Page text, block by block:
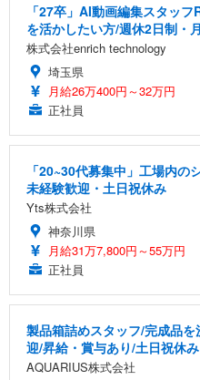
「27卒」AI動画編集スタッ
を活かしたい方/週休2日制・
株式会社enrich technology
埼玉県
月給26万400円～32万円
正社員
「20~30代募集中」工場内の
未経験歓迎・土日祝休み
Yts株式会社
神奈川県
月給31万7,800円～55万円
正社員
製品箱詰めスタッフ/完成品
迎/昇給・賞与あり/土日祝休み
AQUARIUS株式会社